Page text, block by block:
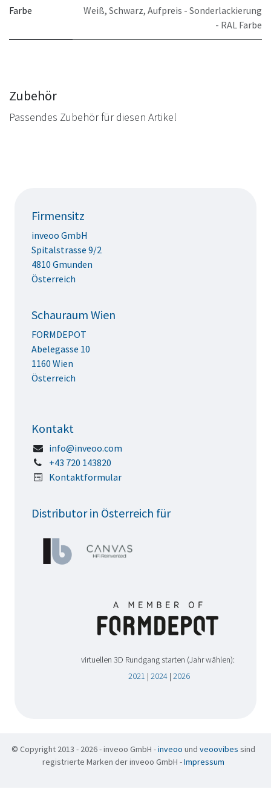
Farbe Weiß, Schwarz, Aufpreis - Sonderlackierung
- RAL Farbe
Zubehör
Passendes Zubehör für diesen Artikel
Firmensitz
inveoo GmbH
Spitalstrasse 9/2
4810 Gmunden
Österreich
Distributor in Österreich für
virtuellen 3D Rundgang starten (Jahr wählen):
2021 | 2024| 2026
Schauraum Wien
FORMDEPOT
Abelegasse 10
1160 Wien
Österreich
Kontakt
info@inveoo.com
+43 720 143820
Kontaktformular
© Copyright 2013 - 2026 - inveoo GmbH -inveoo und veoovibes sind
registrierte Marken der inveoo GmbH -Impressum